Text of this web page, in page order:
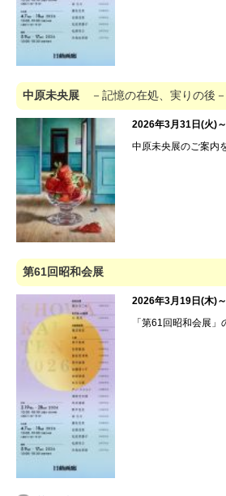
中原未央展 －記憶の在処、実りの後－
2026年3月31日(火)
中原未央展のご案内
第61回昭和会展
2026年3月19日(木)
「第61回昭和会展」